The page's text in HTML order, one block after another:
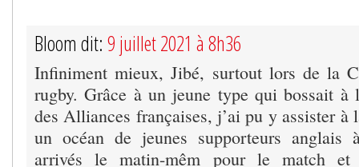
Bloom dit: 9 juillet 2021 à 8h36
Infiniment mieux, Jibé, surtout lors de la
rugby. Grâce à un jeune type qui bossait
des Alliances françaises, j’ai pu y assister à
un océan de jeunes supporteurs anglais
arrivés le matin-mêm pour le match